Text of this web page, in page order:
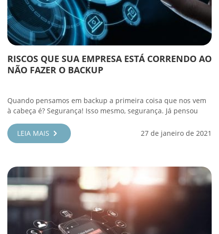
RISCOS QUE SUA EMPRESA ESTÁ CORRENDO AO
NÃO FAZER O BACKUP
Quando pensamos em backup a primeira coisa que nos vem
à cabeça é? Segurança! Isso mesmo, segurança. Já pensou
LEIA MAIS 27 de janeiro de 2021